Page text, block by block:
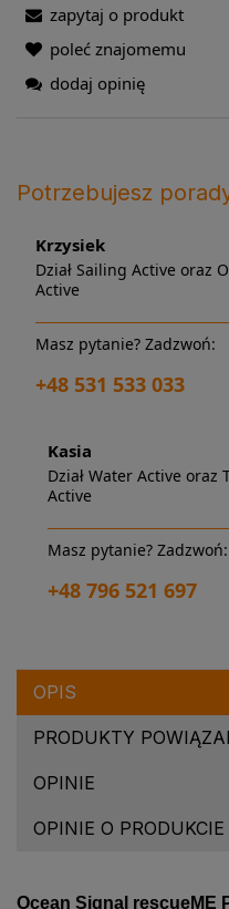
zapytaj o produkt
poleć znajomemu
dodaj opinię
Potrzebujesz
Krzysiek
Dział Sailing Active oraz
Active
Masz pytanie? Zadzwoń:
+48 531 533 033
Kasia
Dział Water Active oraz
Active
Masz pytanie? Zadzwoń:
+48 796 521 697
OPIS
PRODUKTY
OPINIE
OPINIE O
Ocean Signal rescueME